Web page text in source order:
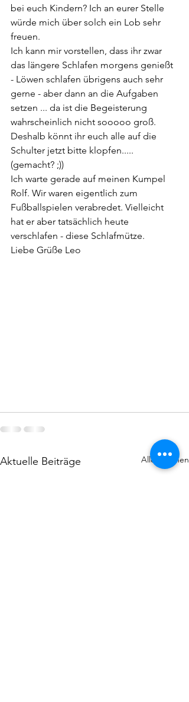
bei euch Kindern? Ich an eurer Stelle
würde mich über solch ein Lob sehr
freuen.
Ich kann mir vorstellen, dass ihr zwar
das längere Schlafen morgens genießt
- Löwen schlafen übrigens auch sehr
gerne - aber dann an die Aufgaben
setzen ... da ist die Begeisterung
wahrscheinlich nicht sooooo groß.
Deshalb könnt ihr euch alle auf die
Schulter jetzt bitte klopfen.....
(gemacht? ;))
Ich warte gerade auf meinen Kumpel
Rolf. Wir waren eigentlich zum
Fußballspielen verabredet. Vielleicht
hat er aber tatsächlich heute
verschlafen - diese Schlafmütze.
Liebe Grüße Leo
Aktuelle Beiträge Alle ansehen